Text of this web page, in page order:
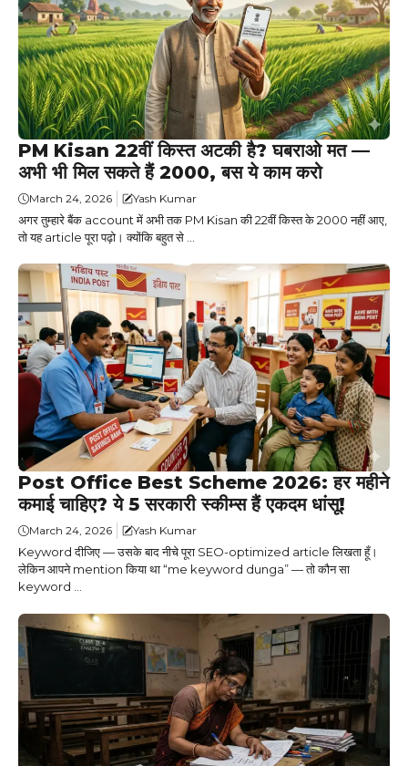
PM Kisan 22वीं किस्त अटकी है? घबराओ मत —
अभी भी मिल सकते हैं ₹2000, बस ये काम करो
March 24, 2026 Yash Kumar
अगर तुम्हारे बैंक account में अभी तक PM Kisan की 22वीं किस्त के ₹2000 नहीं आए,
तो यह article पूरा पढ़ो। क्योंकि बहुत से ...
Post Office Best Scheme 2026: हर महीने
कमाई चाहिए? ये 5 सरकारी स्कीम्स हैं एकदम धांसू!
March 24, 2026 Yash Kumar
Keyword दीजिए — उसके बाद नीचे पूरा SEO-optimized article लिखता हूँ।
लेकिन आपने mention किया था “me keyword dunga” — तो कौन सा
keyword ...